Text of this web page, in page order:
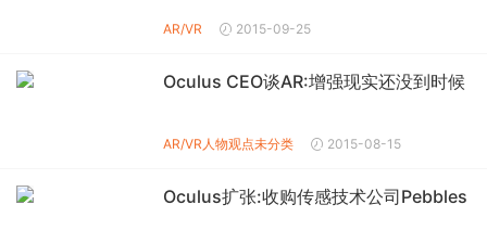
AR/VR 2015-09-25
Oculus CEO谈AR:增强现实还没到时候
AR/VR 人物观点未分类 2015-08-15
Oculus扩张:收购传感技术公司Pebbles